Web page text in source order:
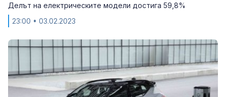
Делът на електрическите модели достига 59,8%
23:00 • 03.02.2023